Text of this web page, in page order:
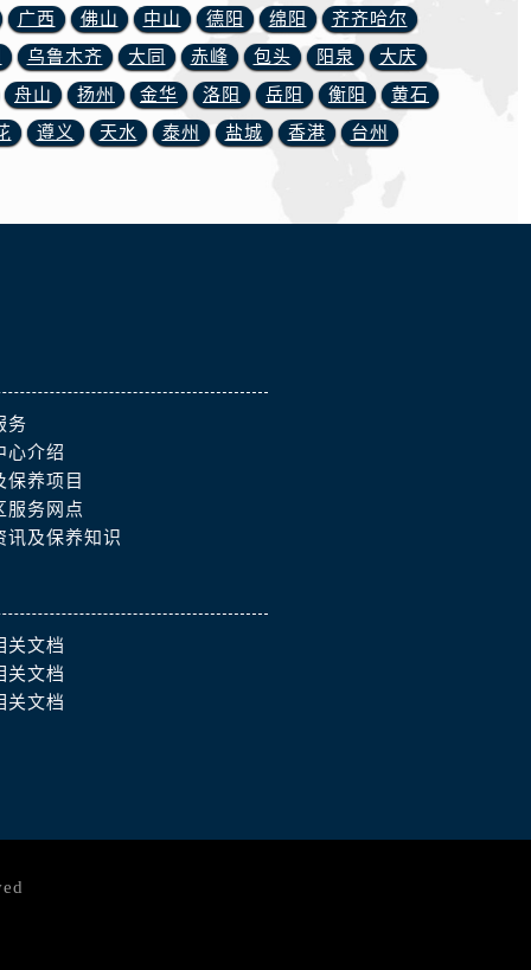
广西 佛山 中山 德阳 绵阳
齐齐哈尔
乌鲁木齐 大同 赤峰 包头 阳泉
大庆
舟山 扬州 金华 洛阳 岳阳 衡阳
黄石
遵义 天水 泰州 盐城 香港 台州
务
心介绍
保养项目
服务网点
讯及保养知识
关文档
关文档
关文档